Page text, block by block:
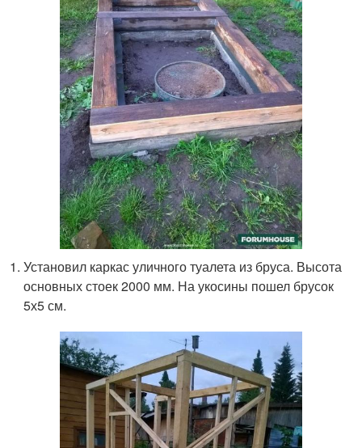
Установил каркас уличного туалета из бруса. Высота
основных стоек 2000 мм. На укосины пошел брусок
5х5 см.